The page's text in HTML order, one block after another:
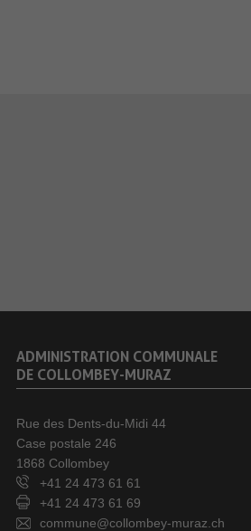
ADMINISTRATION COMMUNALE
DE COLLOMBEY-MURAZ
Rue des Dents-du-Midi 44
Case postale 246
1868 Collombey
+41 24 473 61 61
+41 24 473 61 69
commune@collombey-muraz.ch